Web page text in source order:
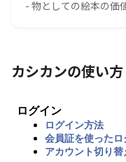
- 物としての絵本の価
カシカンの使い方
ログイン
ログイン方法
会員証を使ったロ
アカウント切り替